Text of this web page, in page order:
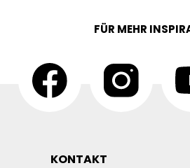
FÜR MEHR
KONTAKT